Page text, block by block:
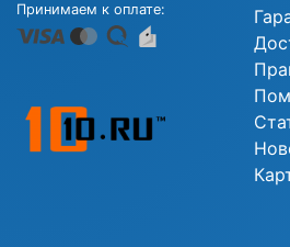
Принимаем к оплате: